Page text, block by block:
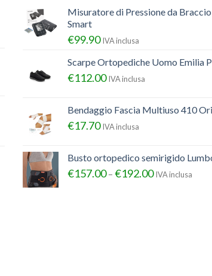
Misuratore di Pressione da
Smart
€99.90 IVA inclusa
Scarpe Ortopediche Uomo Emilia
€112.00 IVA inclusa
Bendaggio Fascia Multiuso 410
€17.70 IVA inclusa
Busto ortopedico semirigido
€157.00– €192.00 IVA inclusa